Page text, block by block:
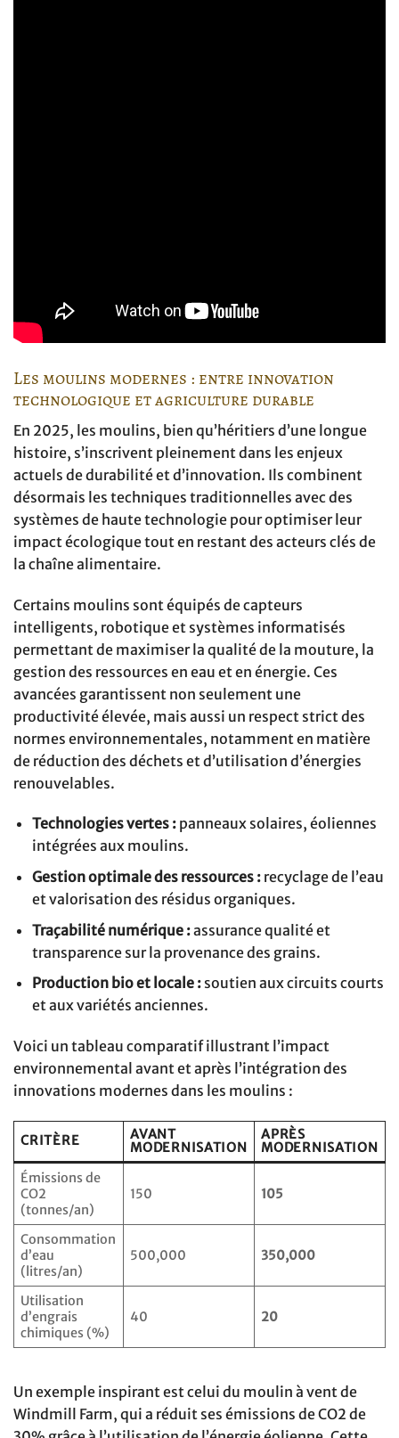
Les moulins modernes : entre innovation
technologique et agriculture durable
En 2025, les moulins, bien qu’héritiers d’une longue
histoire, s’inscrivent pleinement dans les enjeux
actuels de durabilité et d’innovation. Ils combinent
désormais les techniques traditionnelles avec des
systèmes de haute technologie pour optimiser leur
impact écologique tout en restant des acteurs clés de
la chaîne alimentaire.
Certains moulins sont équipés de capteurs
intelligents, robotique et systèmes informatisés
permettant de maximiser la qualité de la mouture, la
gestion des ressources en eau et en énergie. Ces
avancées garantissent non seulement une
productivité élevée, mais aussi un respect strict des
normes environnementales, notamment en matière
de réduction des déchets et d’utilisation d’énergies
renouvelables.
Technologies vertes :panneaux solaires, éoliennes
intégrées aux moulins.
Gestion optimale des ressources :recyclage de l’eau
et valorisation des résidus organiques.
Traçabilité numérique :assurance qualité et
transparence sur la provenance des grains.
Production bio et locale :soutien aux circuits courts
et aux variétés anciennes.
Voici un tableau comparatif illustrant l’impact
environnemental avant et après l’intégration des
innovations modernes dans les moulins :
CRITÈRE
AVANT
MODERNISATION
APRÈS
MODERNISATION
Émissions de
CO2
(tonnes/an)
150 105
Consommation
d’eau
(litres/an)
500,000 350,000
Utilisation
d’engrais
chimiques (%)
40 20
Un exemple inspirant est celui du moulin à vent de
Windmill Farm, qui a réduit ses émissions de CO2 de